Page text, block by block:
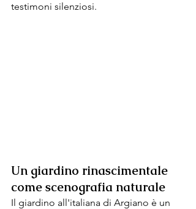
testimoni silenziosi.
Un giardino rinascimentale
come scenografia naturale
Il giardino all'italiana di Argiano è un